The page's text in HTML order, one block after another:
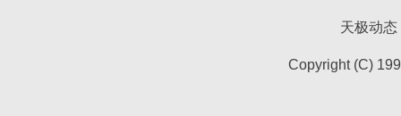
天极动态
Copyright (C)